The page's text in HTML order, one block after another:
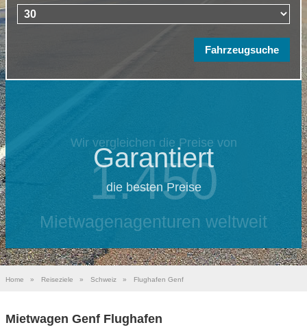
Garantiert
die besten Preise
Home » Reiseziele » Schweiz » Flughafen Genf
Mietwagen Genf Flughafen